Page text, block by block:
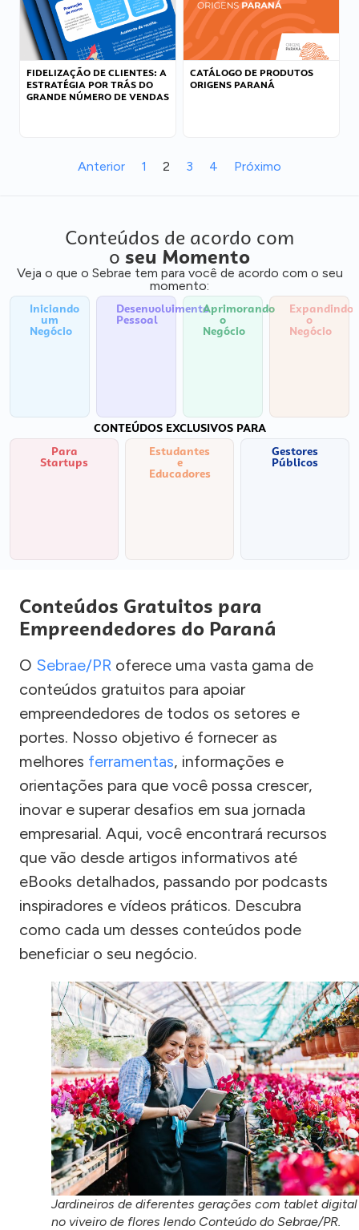
FIDELIZAÇÃO DE CLIENTES: A
ESTRATÉGIA POR TRÁS DO
GRANDE NÚMERO DE VENDAS
CATÁLOGO DE PRODUTOS
ORIGENS PARANÁ
Anterior 1 2 3 4 Próximo
Conteúdos de acordo com
o seu Momento
Veja o que o Sebrae tem para você de acordo com o seu
momento:
Iniciando
um
Negócio
Desenvolvimento
Pessoal
Aprimorando
o
Negócio
Expandindo
o
Negócio
CONTEÚDOS EXCLUSIVOS PARA
Para
Startups
Estudantes
e
Educadores
Gestores
Públicos
Conteúdos Gratuitos para
Empreendedores do Paraná
O Sebrae/PR oferece uma vasta gama de
conteúdos gratuitos para apoiar
empreendedores de todos os setores e
portes. Nosso objetivo é fornecer as
melhores ferramentas, informações e
orientações para que você possa crescer,
inovar e superar desafios em sua jornada
empresarial. Aqui, você encontrará recursos
que vão desde artigos informativos até
eBooks detalhados, passando por podcasts
inspiradores e vídeos práticos. Descubra
como cada um desses conteúdos pode
beneficiar o seu negócio.
Jardineiros de diferentes gerações com tablet digital
no viveiro de flores lendo Conteúdo do Sebrae/PR.